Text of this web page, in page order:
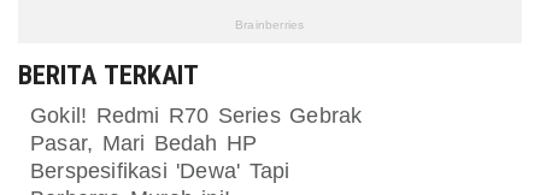
BERITA TERKAIT
Gokil! Redmi R70 Series Gebrak
Pasar, Mari Bedah HP
Berspesifikasi 'Dewa' Tapi